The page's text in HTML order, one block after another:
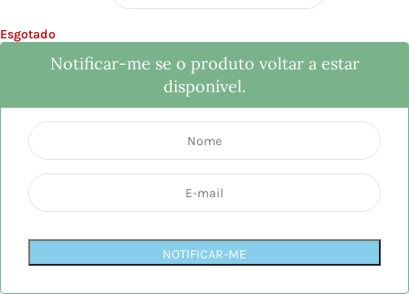
Esgotado
Notificar-me se o produto voltar a estar
disponível.
NOTIFICAR-ME